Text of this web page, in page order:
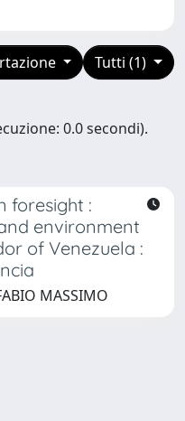
Tutti (1)
0.0 secondi).
foresight :
environment
of Venezuela :
MASSIMO